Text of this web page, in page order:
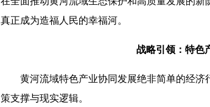
真正成为造福人民的幸福河。
战略引领：特色
黄河流域特色产业协同发展绝非简单的经济
策支撑与现实逻辑。